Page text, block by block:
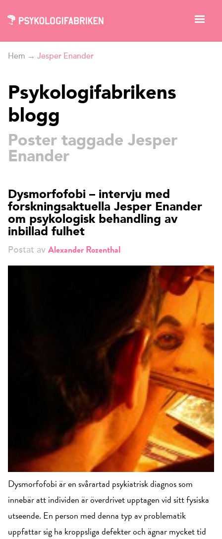
Hem → Jesper Enander
Psykologifabrikens
blogg
Poster taggade Jesper
Enander
Dysmorfofobi – intervju med
forskningsaktuella Jesper Enander
om psykologisk behandling av
inbillad fulhet
Postat av Alexander Rozenthal
Dysmorfofobi är en svårartad psykiatrisk diagnos som
innebär att individen är överdrivet upptagen vid sitt fysiska
utseende. En person med denna typ av problematik
uppfattar sig ha kroppsliga defekter och ägnar mycket tid